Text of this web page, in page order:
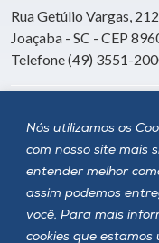
Nós utilizamos os
com nosso site mais
entender melhor
assim podemos
você. Para mais
cookies que estamos
Rua Getúlio Vargas,
Joaçaba - SC - CEP
Telefone (49) 3551-
Siga a Unoesc